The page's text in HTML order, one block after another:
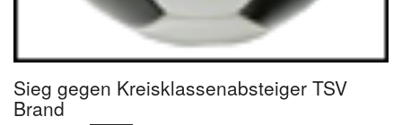
Sieg gegen Kreisklassenabsteiger TSV
Brand